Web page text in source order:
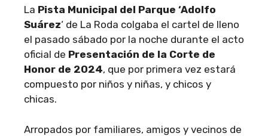
La Pista Municipal del Parque ‘Adolfo
Suárez‘ de La Roda colgaba el cartel de lleno
el pasado sábado por la noche durante el acto
oficial de Presentación de la Corte de
Honor de 2024, que por primera vez estará
compuesto por niños y niñas, y chicos y
chicas.
Arropados por familiares, amigos y vecinos de